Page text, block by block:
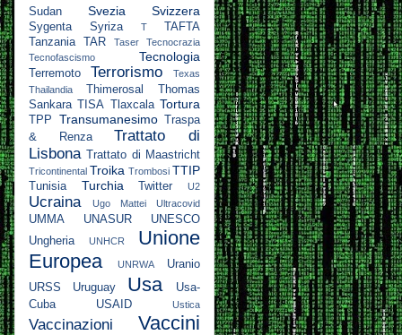
Sudan Svezia Svizzera
Sygenta Syriza T
TAFTA
Tanzania
TAR Taser
Tecnocrazia
Tecnofascismo
Tecnologia
Terremoto Terrorismo
Texas
Thailandia
Thimerosal
Thomas
Sankara TISA Tlaxcala Tortura
TPP Transumanesimo Traspa
& Renza
Trattato di
Lisbona Trattato di Maastricht
Tricontinental Troika Trombosi TTIP
Tunisia Turchia Twitter U2
Ucraina Ugo Mattei Ultracovid
UMMA UNASUR
UNESCO
Ungheria
UNHCR
Unione
Europea
UNRWA
Uranio
URSS
Uruguay Usa
Usa-
Cuba
USAID Ustica
Vaccinazioni Vaccini